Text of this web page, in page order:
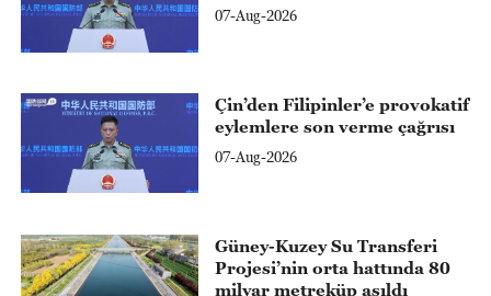
07-Aug-2026
Çin’den Filipinler’e provokatif
eylemlere son verme çağrısı
07-Aug-2026
Güney-Kuzey Su Transferi
Projesi’nin orta hattında 80
milyar metreküp aşıldı